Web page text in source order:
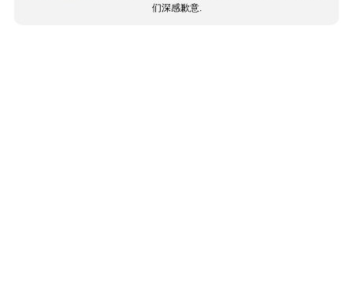
们深感歉意.